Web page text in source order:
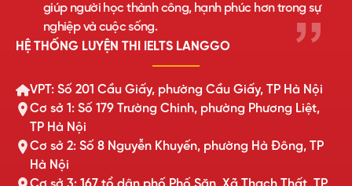
giúp người học thành công, hạnh phúc hơn trong sự
nghiệp và cuộc sống.
HỆ THỐNG LUYỆN THI IELTS LANGGO
VPT: Số 201 Cầu Giấy, phường Cầu Giấy, TP Hà Nội
Cơ sở 1: Số 179 Trường Chinh, phường Phương Liệt,
TP Hà Nội
Cơ sở 2: Số 8 Nguyễn Khuyến, phường Hà Đông, TP
Hà Nội